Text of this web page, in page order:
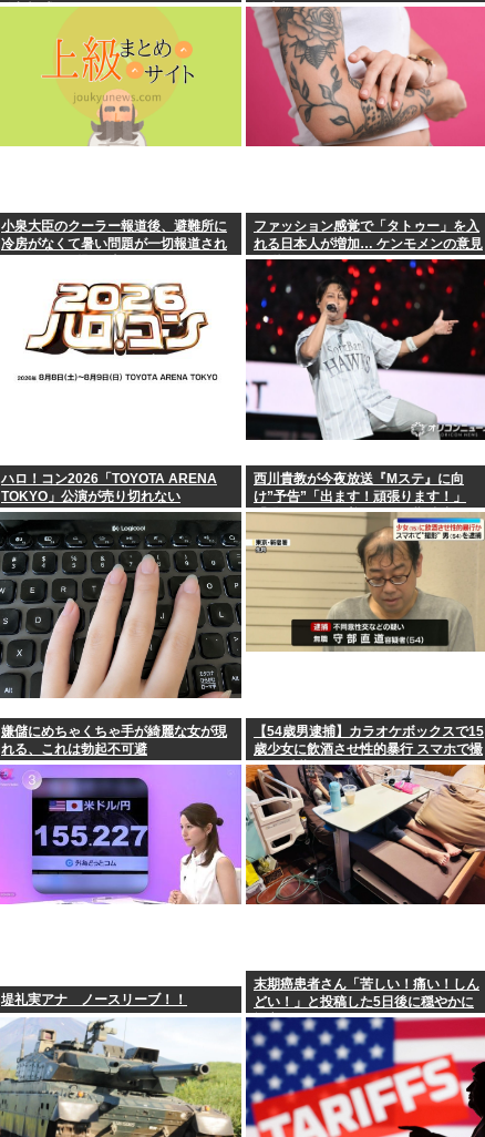
給与疑惑
を表明
小泉大臣のクーラー報道後、避難所に
冷房がなくて暑い問題が一切報道され
ファッション感覚で「タトゥー」を入
れる日本人が増加… ケンモメンの意見
を聞きたい。
ハロ！コン2026「TOYOTA ARENA
TOKYO」公演が売り切れない
西川貴教が今夜放送『Mステ』に向
け”予告”「出ます！頑張ります！」
「恐らくアレも着ます！」期待膨らむ
嫌儲にめちゃくちゃ手が綺麗な女が現
れる、これは勃起不可避
【54歳男逮捕】カラオケボックスで15
歳少女に飲酒させ性的暴行 スマホで撮
影か 千葉
堤礼実アナ ノースリーブ！！
末期癌患者さん「苦しい！痛い！しん
どい！」と投稿した5日後に穏やかに
旅立つ